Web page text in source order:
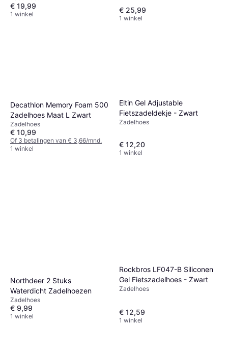
€ 19,99
1 winkel € 25,99
1 winkel
Decathlon Memory Foam 500
Zadelhoes Maat L Zwart
Zadelhoes
€ 10,99
Of 3 betalingen van € 3,66/mnd.
1 winkel
Eltin Gel Adjustable
Fietszadeldekje - Zwart
Zadelhoes
€ 12,20
1 winkel
Northdeer 2 Stuks
Waterdicht Zadelhoezen
Zadelhoes
€ 9,99
1 winkel
Rockbros LF047-B Siliconen
Gel Fietszadelhoes - Zwart
Zadelhoes
€ 12,59
1 winkel